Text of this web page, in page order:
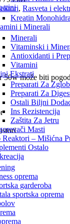
Kreatin
i Minerali
Minerali
Vitaminski i
Antioxidanti i
Vitamini
Ekstrati
Preparati Za
Preparati Za
Ostali Biljni
Ins Rezistencija
Zaštita Za Jetru
Masti
Reaktori – Mišićna
Ostalo
oprema
garderoba
sportska oprema
, Rasveta i
može biti